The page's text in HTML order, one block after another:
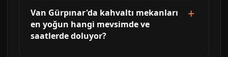
Van Gürpınar'da kahvaltı mekanları
en yoğun hangi mevsimde ve
saatlerde doluyor?